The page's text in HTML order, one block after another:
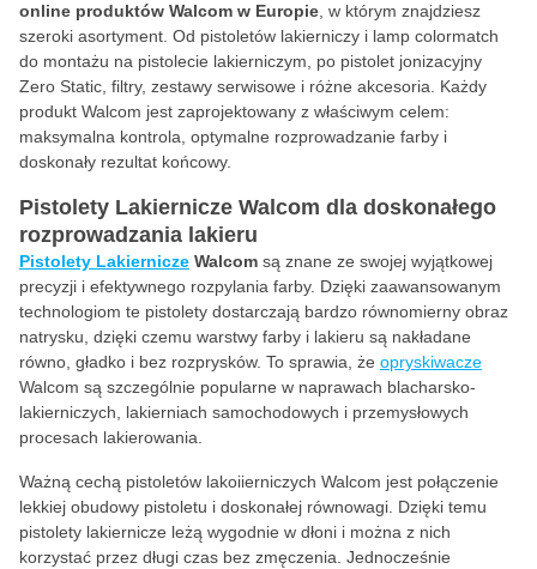
online produktów Walcom w Europie , w którym znajdziesz
szeroki asortyment. Od pistoletów lakierniczy i lamp colormatch
do montażu na pistolecie lakierniczym, po pistolet jonizacyjny
Zero Static, filtry, zestawy serwisowe i różne akcesoria. Każdy
produkt Walcom jest zaprojektowany z właściwym celem:
maksymalna kontrola, optymalne rozprowadzanie farby i
doskonały rezultat końcowy.
Pistolety Lakiernicze Walcom dla doskonałego
rozprowadzania lakieru
Pistolety Lakiernicze Walcom są znane ze swojej wyjątkowej
precyzji i efektywnego rozpylania farby. Dzięki zaawansowanym
technologiom te pistolety dostarczają bardzo równomierny obraz
natrysku, dzięki czemu warstwy farby i lakieru są nakładane
równo, gładko i bez rozprysków. To sprawia, że opryskiwacze
Walcom są szczególnie popularne w naprawach blacharsko-
lakierniczych, lakierniach samochodowych i przemysłowych
procesach lakierowania.
Ważną cechą pistoletów lakoiierniczych Walcom jest połączenie
lekkiej obudowy pistoletu i doskonałej równowagi. Dzięki temu
pistolety lakiernicze leżą wygodnie w dłoni i można z nich
korzystać przez długi czas bez zmęczenia. Jednocześnie